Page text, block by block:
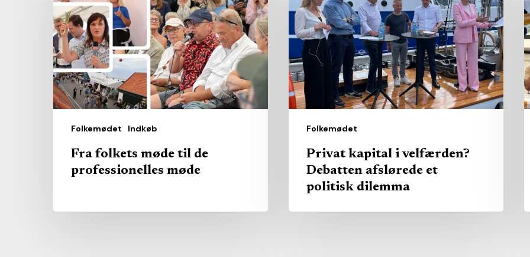
Folkemødet Indkøb
møde
til
de
professionelles
møde
Fra folkets møde til de
professionelles møde
Folkemødet
velfærden?
Debatten
afslørede
et
politisk
dilemma
Privat kapital i velfærden?
Debatten afslørede et
politisk dilemma
–
i